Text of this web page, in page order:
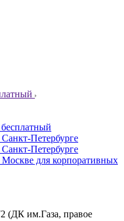
Петербурге
Петербурге
для корпоративных
(ДК им.Газа, правое